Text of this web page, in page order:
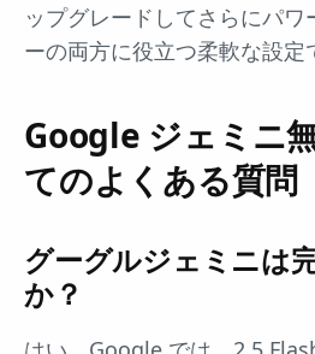
ップグレードしてさらにパ
ーの両方に役立つ柔軟な設定
Google ジェミニ
てのよくある質問
グーグルジェミニは
か？